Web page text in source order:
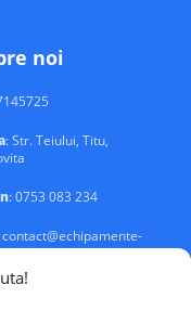
noi
: Str. Teiului, Titu,
: 0753 083 234
contact@echipamente-